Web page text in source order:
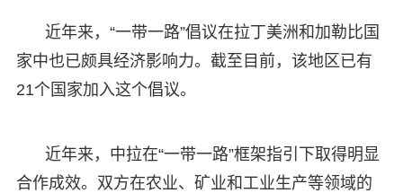
近年来，“一带一路”倡议在拉丁美洲和加勒比国
家中也已颇具经济影响力。截至目前，该地区已有
21个国家加入这个倡议。
近年来，中拉在“一带一路”框架指引下取得明显
合作成效。双方在农业、矿业和工业生产等领域的